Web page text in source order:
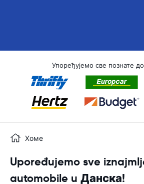
Упоређујемо све познате
Хоме
Upoređujemo sve
automobile u Данска!